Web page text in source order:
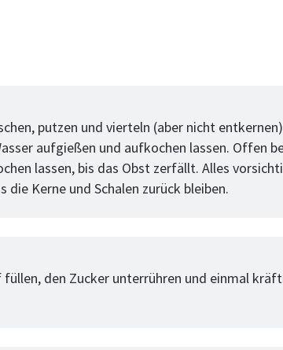
putzen und vierteln (aber nicht
aufgießen und aufkochen lassen. Offen
lassen, bis das Obst zerfällt. Alles
die Kerne und Schalen zurück bleiben.
füllen, den Zucker unterrühren und einmal